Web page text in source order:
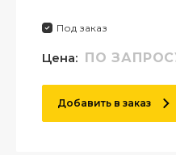
Под заказ
Цена: ПО
Добавить в заказ